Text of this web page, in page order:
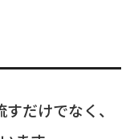
だけでなく、